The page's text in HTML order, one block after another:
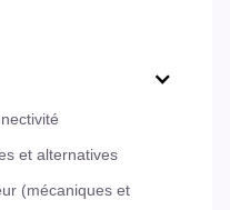
et alternatives
(mécaniques et